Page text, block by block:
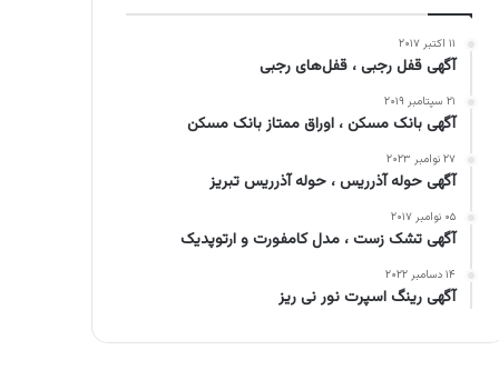
۱۱ اکتبر ۲۰۱۷
آگهی قفل رجبی ، قفل‌های رجبی
۲۱ سپتامبر ۲۰۱۹
آگهی بانک مسکن ، اوراق ممتاز بانک مسکن
۲۷ نوامبر ۲۰۲۳
آگهی حوله آذرریس ، حوله آذرریس تبریز
۰۵ نوامبر ۲۰۱۷
آگهی تشک زست ، مدل کامفورت و ارتوپدیک
۱۴ دسامبر ۲۰۲۲
آگهی رینگ اسپرت نور نی ریز